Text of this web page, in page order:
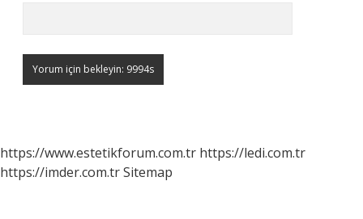
https://www.estetikforum.com.tr https://ledi.com.tr
https://imder.com.trSitemap